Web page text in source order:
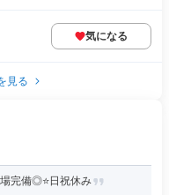
気になる
見る
完備◎⭐日祝休み